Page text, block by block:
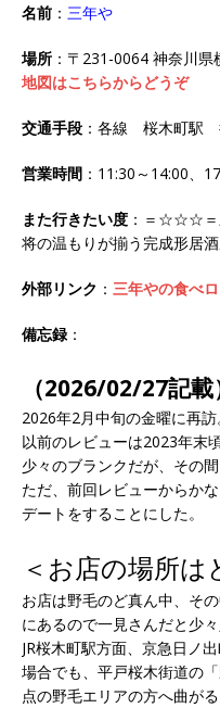
名前 ： 三年や
場所 ：〒231-0064 神奈川
地図はこちらからどうぞ
交通手段 ：各線 桜木町駅
営業時間 ：11:30～14:00、
また行きたい度 ：＝☆☆☆＝
将の温もりが揃う完成形居
外部リンク ： 三年やの食べ
備忘録 ：
（2026/02/27記載
2026年2月中旬の金曜に再訪
以前のレビューは2023年末
少々のブランクだが、その
ただ、前回レビューからか
デートをすることにした。
＜お店の場所は
お店は野毛のど真ん中、そ
にあるので一見さんだと少
JR桜木町駅方面、京急日ノ
場合でも、平戸桜木街道の
点の野毛エリアの方へ曲がる